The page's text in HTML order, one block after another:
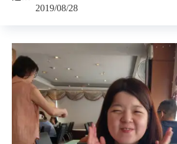
2019/08/28